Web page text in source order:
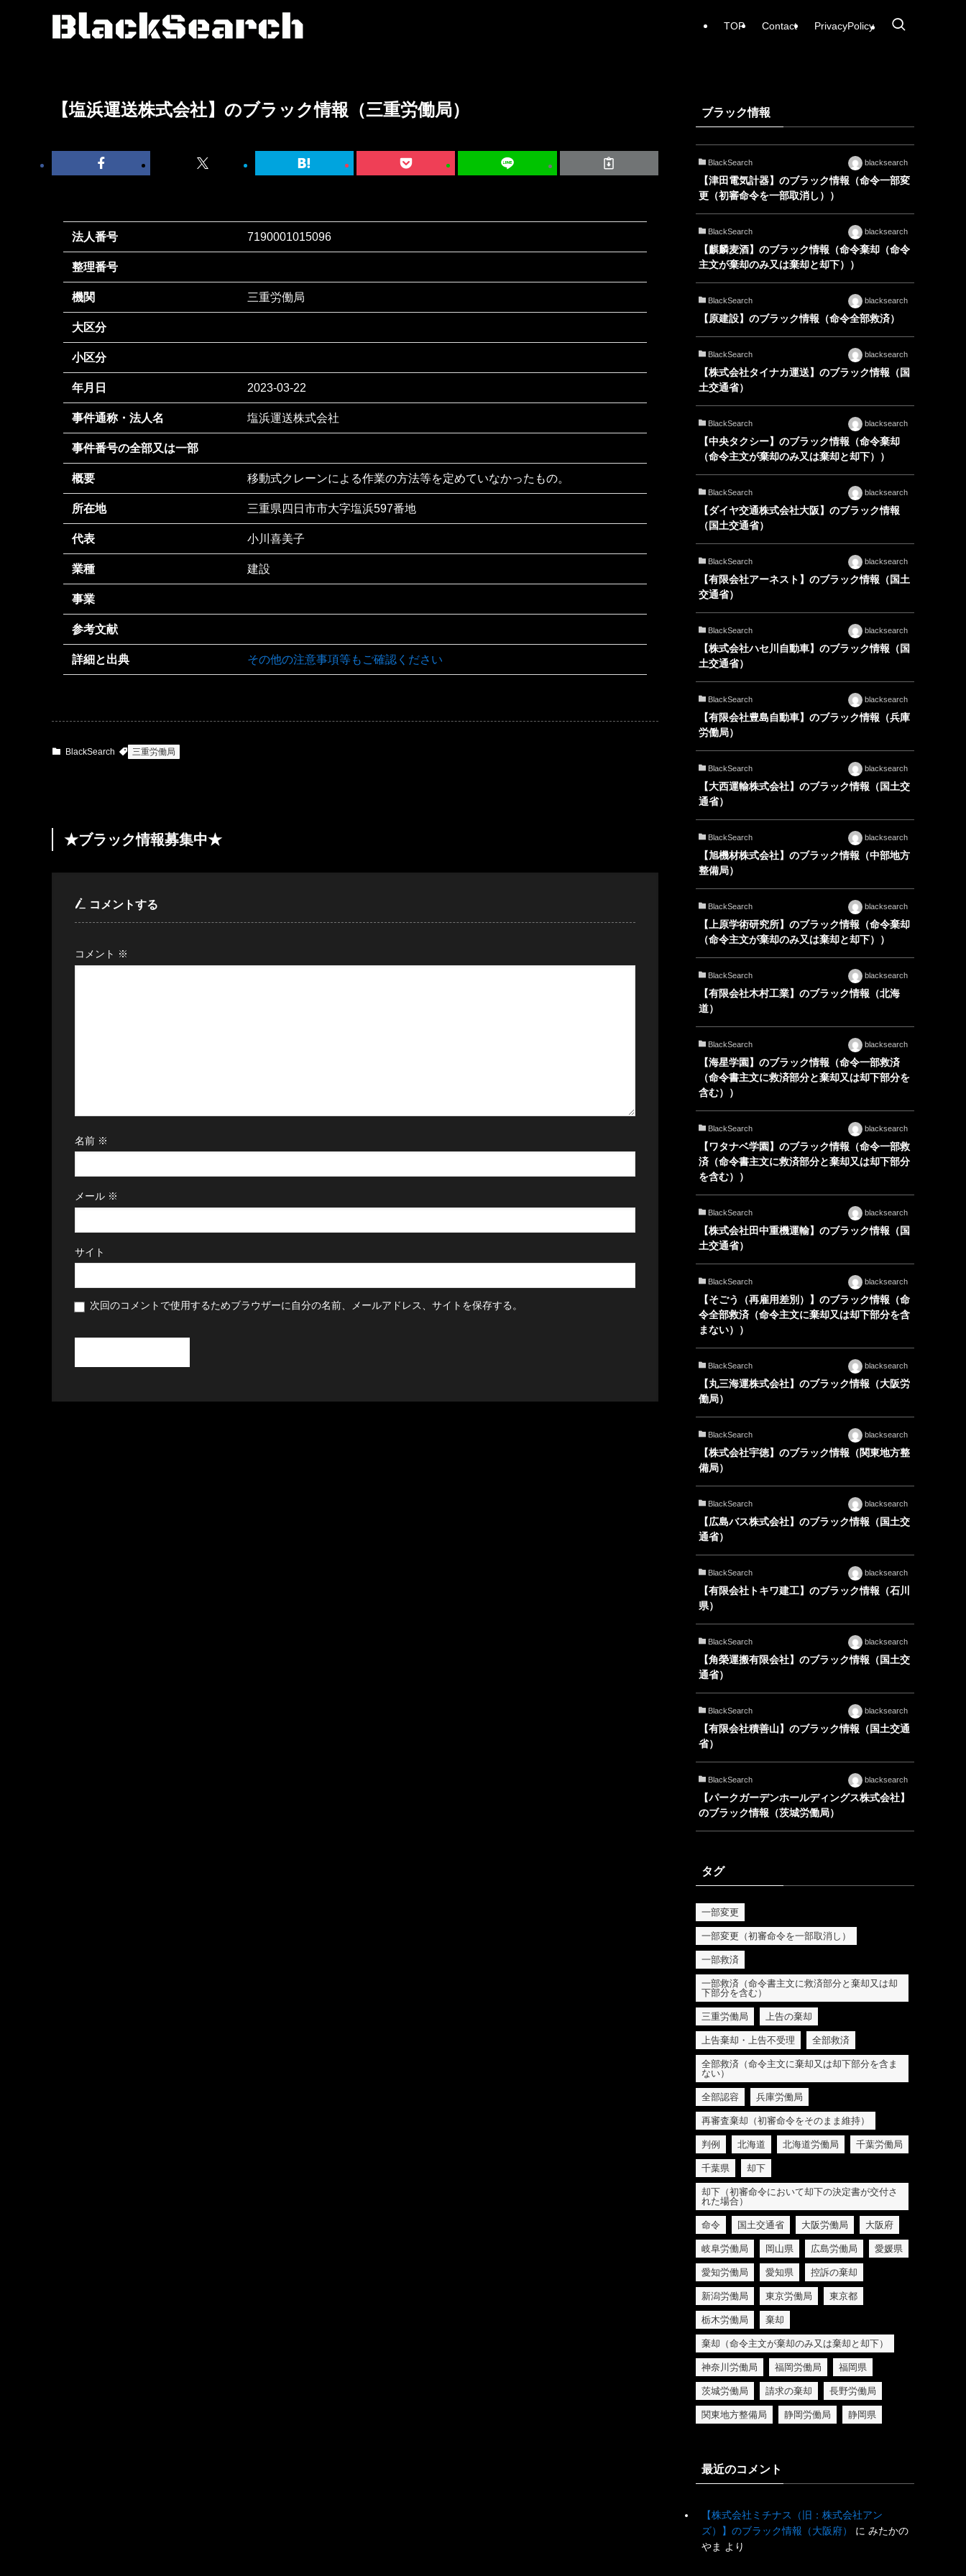
TOP Contact PrivacyPolicy
【塩浜運送株式会社】のブラック情報（三重労働局）
法人番号 7190001015096
整理番号
機関 三重労働局
大区分
小区分
年月日 2023-03-22
事件通称・法人名 塩浜運送株式会社
事件番号の全部又は一部
概要 移動式クレーンによる作業の方法等を定めていなかったもの。
所在地 三重県四日市市大字塩浜597番地
代表 小川喜美子
業種 建設
事業
参考文献
詳細と出典 その他の注意事項等もご確認ください
BlackSearch 三重労働局
★ブラック情報募集中★
コメントする
コメント ※
名前 ※
メール ※
サイト
次回のコメントで使用するためブラウザーに自分の名前、メールアドレス、サイトを保存する。
ブラック情報
BlackSearch blacksearch
【津田電気計器】のブラック情報（命令一部変
更（初審命令を一部取消し））
BlackSearch blacksearch
【麒麟麦酒】のブラック情報（命令棄却（命令
主文が棄却のみ又は棄却と却下））
BlackSearch blacksearch
【原建設】のブラック情報（命令全部救済）
BlackSearch blacksearch
【株式会社タイナカ運送】のブラック情報（国
土交通省）
BlackSearch blacksearch
【中央タクシー】のブラック情報（命令棄却
（命令主文が棄却のみ又は棄却と却下））
BlackSearch blacksearch
【ダイヤ交通株式会社大阪】のブラック情報
（国土交通省）
BlackSearch blacksearch
【有限会社アーネスト】のブラック情報（国土
交通省）
BlackSearch blacksearch
【株式会社ハセ川自動車】のブラック情報（国
土交通省）
BlackSearch blacksearch
【有限会社豊島自動車】のブラック情報（兵庫
労働局）
BlackSearch blacksearch
【大西運輸株式会社】のブラック情報（国土交
通省）
BlackSearch blacksearch
【旭機材株式会社】のブラック情報（中部地方
整備局）
BlackSearch blacksearch
【上原学術研究所】のブラック情報（命令棄却
（命令主文が棄却のみ又は棄却と却下））
BlackSearch blacksearch
【有限会社木村工業】のブラック情報（北海
道）
BlackSearch blacksearch
【海星学園】のブラック情報（命令一部救済
（命令書主文に救済部分と棄却又は却下部分を
含む））
BlackSearch blacksearch
【ワタナベ学園】のブラック情報（命令一部救
済（命令書主文に救済部分と棄却又は却下部分
を含む））
BlackSearch blacksearch
【株式会社田中重機運輸】のブラック情報（国
土交通省）
BlackSearch blacksearch
【そごう（再雇用差別）】のブラック情報（命
令全部救済（命令主文に棄却又は却下部分を含
まない））
BlackSearch blacksearch
【丸三海運株式会社】のブラック情報（大阪労
働局）
BlackSearch blacksearch
【株式会社宇徳】のブラック情報（関東地方整
備局）
BlackSearch blacksearch
【広島バス株式会社】のブラック情報（国土交
通省）
BlackSearch blacksearch
【有限会社トキワ建工】のブラック情報（石川
県）
BlackSearch blacksearch
【角榮運搬有限会社】のブラック情報（国土交
通省）
BlackSearch blacksearch
【有限会社積善山】のブラック情報（国土交通
省）
BlackSearch blacksearch
【パークガーデンホールディングス株式会社】
のブラック情報（茨城労働局）
タグ
一部変更
一部変更（初審命令を一部取消し）
一部救済
一部救済（命令書主文に救済部分と棄却又は却
下部分を含む）
三重労働局 上告の棄却
上告棄却・上告不受理 全部救済
全部救済（命令主文に棄却又は却下部分を含ま
ない）
全部認容 兵庫労働局
再審査棄却（初審命令をそのまま維持）
判例 北海道 北海道労働局 千葉労働局
千葉県 却下
却下（初審命令において却下の決定書が交付さ
れた場合）
命令 国土交通省 大阪労働局 大阪府
岐阜労働局 岡山県 広島労働局 愛媛県
愛知労働局 愛知県 控訴の棄却
新潟労働局 東京労働局 東京都
栃木労働局 棄却
棄却（命令主文が棄却のみ又は棄却と却下）
神奈川労働局 福岡労働局 福岡県
茨城労働局 請求の棄却 長野労働局
関東地方整備局 静岡労働局 静岡県
最近のコメント
【株式会社ミチナス（旧：株式会社アン
ズ）】のブラック情報（大阪府）
に みたかの
やま より